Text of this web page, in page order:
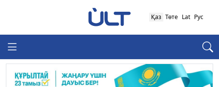
Қаз Төте Lat Рус